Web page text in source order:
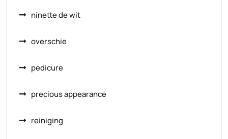
ninette de wit
overschie
pedicure
precious appearance
reiniging